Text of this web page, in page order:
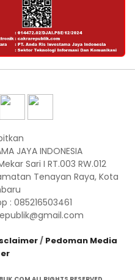
JAYA INDONESIA
Sari I RT.003 RW.012
Tenayan Raya, Kota
: 085216503461
/ Pedoman Media